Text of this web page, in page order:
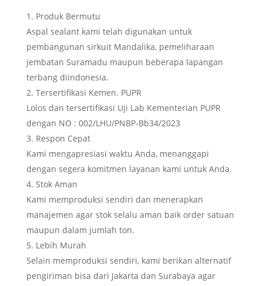
Produk Bermutu
Aspal sealant kami telah digunakan untuk
pembangunan sirkuit Mandalika, pemeliharaan
jembatan Suramadu maupun beberapa lapangan
terbang diindonesia.
Tersertifikasi Kemen. PUPR
Lolos dan tersertifikasi Uji Lab Kementerian PUPR
dengan NO : 002/LHU/PNBP-Bb34/2023
Respon Cepat
Kami mengapresiasi waktu Anda, menanggapi
dengan segera komitmen layanan kami untuk Anda.
Stok Aman
Kami memproduksi sendiri dan menerapkan
manajemen agar stok selalu aman baik order satuan
maupun dalam jumlah ton.
Lebih Murah
Selain memproduksi sendiri, kami berikan alternatif
pengiriman bisa dari Jakarta dan Surabaya agar